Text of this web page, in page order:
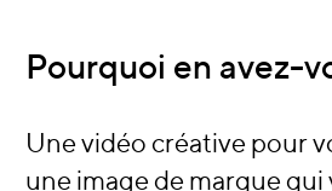
Pourquoi en avez-
Une vidéo créative pour
une image de marque qui